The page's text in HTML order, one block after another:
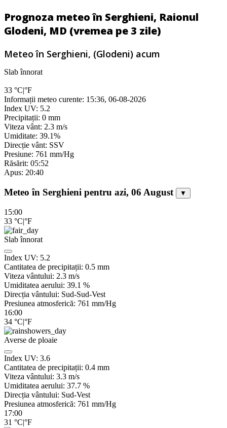
Prognoza meteo în Serghieni, Raionul
Glodeni, MD (vremea pe 3 zile)
Meteo în Serghieni, (Glodeni) acum
Slab înnorat
33 °C|°F
Informații meteo curente: 15:36, 06-08-2026
Index UV: 5.2
Precipitații: 0 mm
Viteza vânt: 2.3 m/s
Umiditate: 39.1%
Direcție vânt: SSV
Presiune: 761 mm/Hg
Răsărit: 05:52
Apus: 20:40
Meteo în Serghieni pentru azi, 06 August ▼
15:00
33 °C|°F
Slab înnorat
Index UV: 5.2
Cantitatea de precipitații: 0.5 mm
Viteza vântului: 2.3 m/s
Umiditatea aerului: 39.1 %
Direcția vântului: Sud-Sud-Vest
Presiunea atmosferică: 761 mm/Hg
16:00
34 °C|°F
Averse de ploaie
Index UV: 3.6
Cantitatea de precipitații: 0.4 mm
Viteza vântului: 3.3 m/s
Umiditatea aerului: 37.7 %
Direcția vântului: Sud-Vest
Presiunea atmosferică: 761 mm/Hg
17:00
31 °C|°F